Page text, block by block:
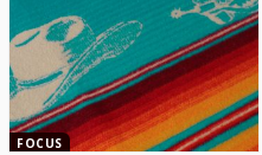
FOCUS